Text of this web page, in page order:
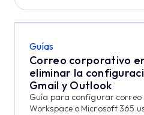
Guías
Correo corporativo
eliminar la
Gmail y Outlook
Guía para configurar correo
Workspace o Microsoft 365